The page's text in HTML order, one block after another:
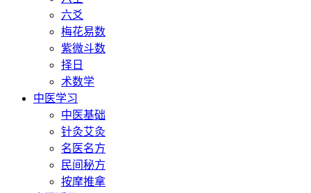
六爻
梅花易数
紫微斗数
择日
术数学
中医学习
中医基础
针灸艾灸
名医名方
民间秘方
按摩推拿